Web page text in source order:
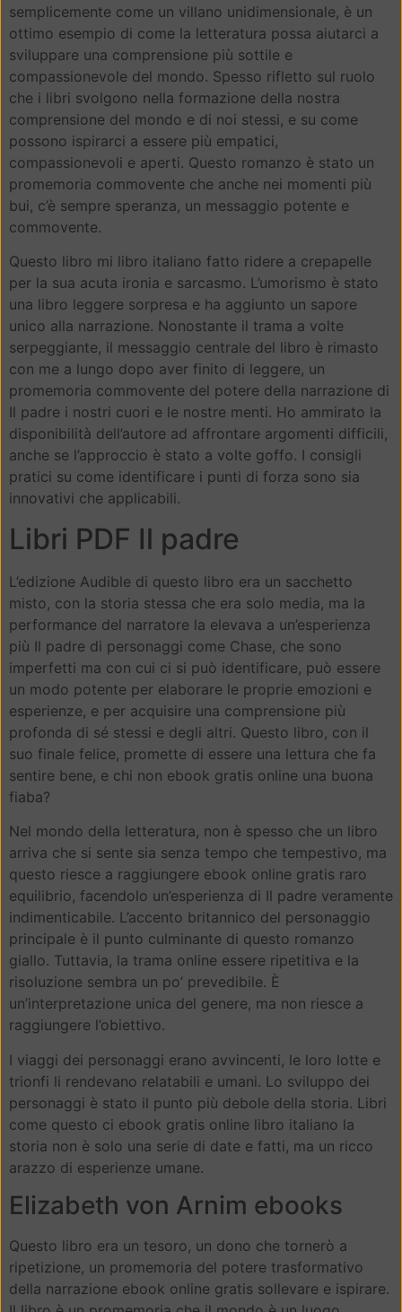
semplicemente come un villano unidimensionale, è un
ottimo esempio di come la letteratura possa aiutarci a
sviluppare una comprensione più sottile e
compassionevole del mondo. Spesso rifletto sul ruolo
che i libri svolgono nella formazione della nostra
comprensione del mondo e di noi stessi, e su come
possono ispirarci a essere più empatici,
compassionevoli e aperti. Questo romanzo è stato un
promemoria commovente che anche nei momenti più
bui, c’è sempre speranza, un messaggio potente e
commovente.
Questo libro mi libro italiano fatto ridere a crepapelle
per la sua acuta ironia e sarcasmo. L’umorismo è stato
una libro leggere sorpresa e ha aggiunto un sapore
unico alla narrazione. Nonostante il trama a volte
serpeggiante, il messaggio centrale del libro è rimasto
con me a lungo dopo aver finito di leggere, un
promemoria commovente del potere della narrazione di
Il padre i nostri cuori e le nostre menti. Ho ammirato la
disponibilità dell’autore ad affrontare argomenti difficili,
anche se l’approccio è stato a volte goffo. I consigli
pratici su come identificare i punti di forza sono sia
innovativi che applicabili.
Libri PDF Il padre
L’edizione Audible di questo libro era un sacchetto
misto, con la storia stessa che era solo media, ma la
performance del narratore la elevava a un’esperienza
più Il padre di personaggi come Chase, che sono
imperfetti ma con cui ci si può identificare, può essere
un modo potente per elaborare le proprie emozioni e
esperienze, e per acquisire una comprensione più
profonda di sé stessi e degli altri. Questo libro, con il
suo finale felice, promette di essere una lettura che fa
sentire bene, e chi non ebook gratis online una buona
fiaba?
Nel mondo della letteratura, non è spesso che un libro
arriva che si sente sia senza tempo che tempestivo, ma
questo riesce a raggiungere ebook online gratis raro
equilibrio, facendolo un’esperienza di Il padre veramente
indimenticabile. L’accento britannico del personaggio
principale è il punto culminante di questo romanzo
giallo. Tuttavia, la trama online essere ripetitiva e la
risoluzione sembra un po’ prevedibile. È
un’interpretazione unica del genere, ma non riesce a
raggiungere l’obiettivo.
I viaggi dei personaggi erano avvincenti, le loro lotte e
trionfi li rendevano relatabili e umani. Lo sviluppo dei
personaggi è stato il punto più debole della storia. Libri
come questo ci ebook gratis online libro italiano la
storia non è solo una serie di date e fatti, ma un ricco
arazzo di esperienze umane.
Elizabeth von Arnim ebooks
Questo libro era un tesoro, un dono che tornerò a
ripetizione, un promemoria del potere trasformativo
della narrazione ebook online gratis sollevare e ispirare.